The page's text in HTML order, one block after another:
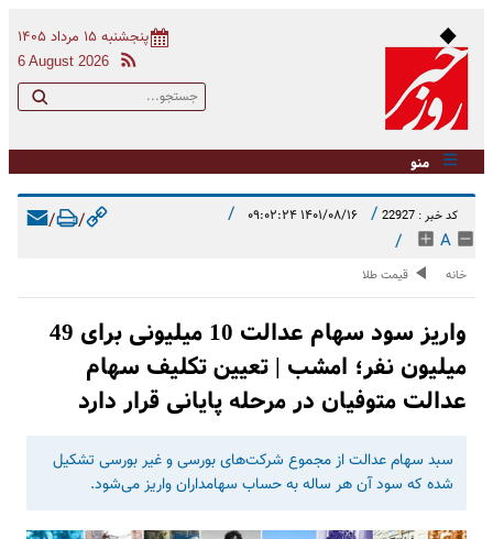
پنجشنبه ۱۵ مرداد ۱۴۰۵
6 August 2026
منو
کد خبر : 22927 / ۱۴۰۱/۰۸/۱۶ ۰۹:۰۲:۲۴ /
A
/
/
/
خانه قیمت طلا
واریز سود سهام عدالت 10 میلیونی برای 49
میلیون نفر؛ امشب | تعیین تکلیف سهام
عدالت متوفیان در مرحله پایانی قرار دارد
سبد سهام عدالت از مجموع شرکت‌های بورسی و غیر بورسی تشکیل
شده که سود آن هر ساله به حساب سهامداران واریز می‌شود.